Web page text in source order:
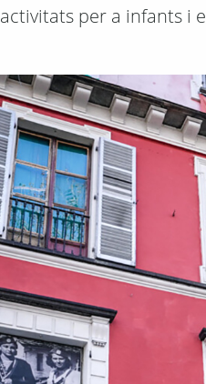
activitats per a infants i